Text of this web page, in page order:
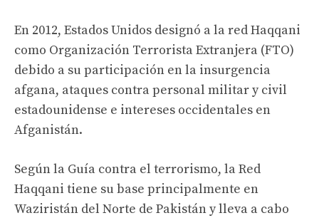
En 2012, Estados Unidos designó a la red Haqqani
como Organización Terrorista Extranjera (FTO)
debido a su participación en la insurgencia
afgana, ataques contra personal militar y civil
estadounidense e intereses occidentales en
Afganistán.
Según la Guía contra el terrorismo, la Red
Haqqani tiene su base principalmente en
Waziristán del Norte de Pakistán y lleva a cabo